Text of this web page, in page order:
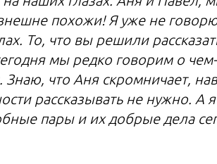
похожи! Я уже не
То, что вы решили
мы редко говорим о
что Аня скромничает,
рассказывать не нужно. А
пары и их добрые дела